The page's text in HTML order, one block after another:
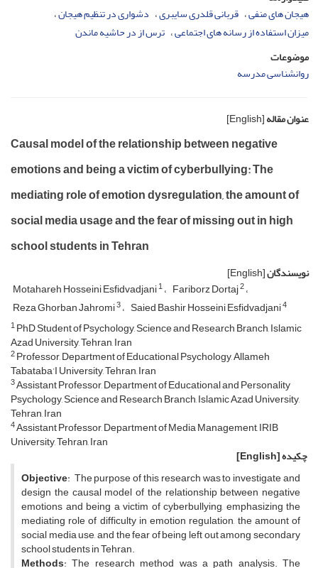
هیجان های منفی قربانی قلدری سایبری دشواری در تنظیم هیجان
میزان استفاده از رسانه های اجتماعی ترس از در حاشیه ماندن
موضوعات
روانشناسی مدرسه
عنوان مقاله[English]
Causal model of the relationship between negative
emotions and being a victim of cyberbullying: The
mediating role of emotion dysregulation, the amount of
social media usage and the fear of missing out in high
school students in Tehran
نویسندگان[English]
Motahareh Hosseini Esfidvadjani1 Fariborz Dortaj2
Reza Ghorban Jahromi3 Saied Bashir Hosseini Esfidvadjani4
1PhD Student of Psychology, Science and Research Branch, Islamic
Azad University, Tehran, Iran
2Professor, Department of Educational Psychology, Allameh
Tabataba’I University, Tehran, Iran
3Assistant Professor, Department of Educational and Personality
Psychology, Science and Research Branch, Islamic Azad University,
Tehran, Iran
4Assistant Professor, Department of Media Management, IRIB
University, Tehran, Iran
چکیده[English]
Objective: The purpose of this research was to investigate and
design the causal model of the relationship between negative
emotions and being a victim of cyberbullying, emphasizing the
mediating role of difficulty in emotion regulation, the amount of
social media use, and the fear of being left out among secondary
school students in Tehran.
Methods: The research method was a path analysis. The